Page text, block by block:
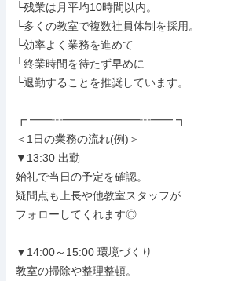
└残業は月平均10時間以内。
└多くの教室で複数社員体制を採用。
└効率よく業務を進めて
└終業時間を待たず早めに
└退勤することを推奨しています。
┏ ━━┅━━━━━━━┅━━ ┓
＜1日の業務の流れ(例)＞
▼13:30 出勤
始礼で当日の予定を確認。
疑問点も上長や他教室スタッフが
フォローしてくれます◎
▼14:00～15:00 環境づくり
教室の掃除や整理整頓。